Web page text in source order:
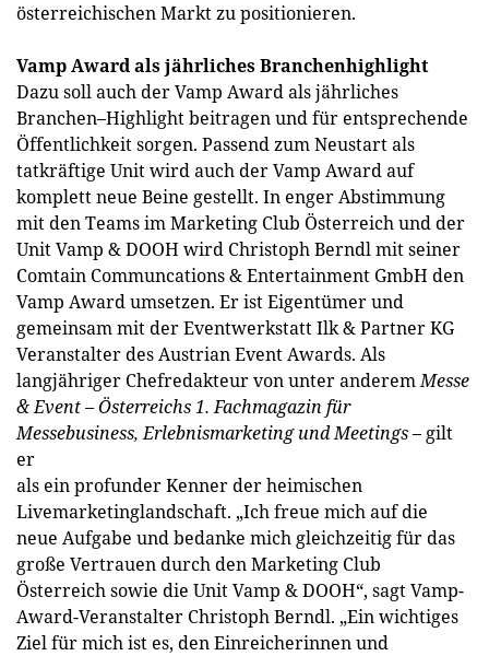
österreichischen Markt zu positionieren.
Vamp Award als jährliches Branchenhighlight
Dazu soll auch der Vamp Award als jährliches
Branchen–Highlight beitragen und für entsprechende
Öffentlichkeit sorgen. Passend zum Neustart als
tatkräftige Unit wird auch der Vamp Award auf
komplett neue Beine gestellt. In enger Abstimmung
mit den Teams im Marketing Club Österreich und der
Unit Vamp & DOOH wird Christoph Berndl mit seiner
Comtain Communcations & Entertainment GmbH den
Vamp Award umsetzen. Er ist Eigentümer und
gemeinsam mit der Eventwerkstatt Ilk & Partner KG
Veranstalter des Austrian Event Awards. Als
langjähriger Chefredakteur von unter anderemMesse
& Event – Österreichs 1. Fachmagazin für
Messebusiness, Erlebnismarketing und Meetings– gilt
er
als ein profunder Kenner der heimischen
Livemarketinglandschaft. „Ich freue mich auf die
neue Aufgabe und bedanke mich gleichzeitig für das
große Vertrauen durch den Marketing Club
Österreich sowie die Unit Vamp & DOOH“, sagt Vamp-
Award-Veranstalter Christoph Berndl. „Ein wichtiges
Ziel für mich ist es, den Einreicherinnen und